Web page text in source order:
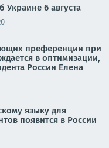
Украине 6 августа
преференции при
в оптимизации,
России Елена
языку для
появится в России